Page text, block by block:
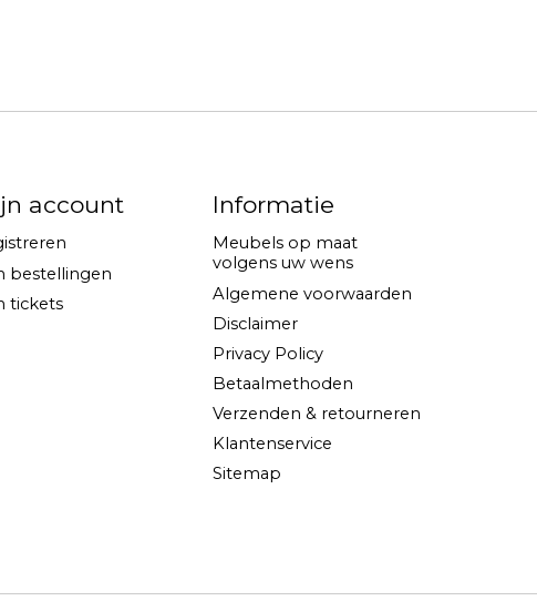
account
bestellingen
tickets
Informatie
Meubels op maat
volgens uw wens
Algemene voorwaarden
Disclaimer
Privacy Policy
Betaalmethoden
Verzenden & retourneren
Klantenservice
Sitemap